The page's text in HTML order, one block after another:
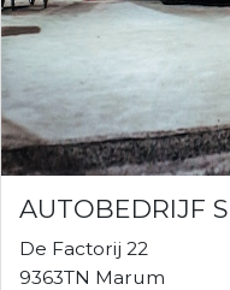
AUTOBEDRIJF
De Factorij 22
9363TN Marum